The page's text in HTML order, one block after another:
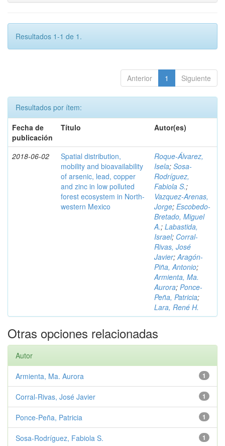
Resultados 1-1 de 1.
Anterior 1 Siguiente
Resultados por ítem:
Fecha de
publicación
Título Autor(es)
2018-06-02
Spatial distribution,
mobility and bioavailability
of arsenic, lead, copper
and zinc in low polluted
forest ecosystem in North-
western Mexico
Roque-Álvarez,
Isela; Sosa-
Rodríguez,
Fabiola S.;
Vazquez-Arenas,
Jorge; Escobedo-
Bretado, Miguel
A.; Labastida,
Israel; Corral-
Rivas, José
Javier;Aragón-
Piña, Antonio;
Armienta, Ma.
Aurora; Ponce-
Peña, Patricia;
Lara, René H.
Otras opciones relacionadas
Autor
1
Armienta, Ma. Aurora
1
Corral-Rivas, José Javier
1
Ponce-Peña, Patricia
1
Sosa-Rodríguez, Fabiola S.